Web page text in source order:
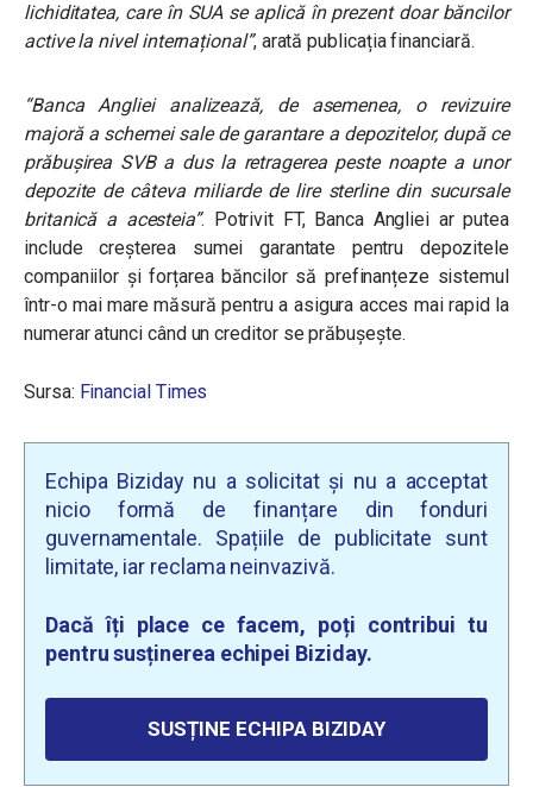
lichiditatea, care în SUA se aplică în prezent doar băncilor
active la nivel internațional”, arată publicația financiară.
“Banca Angliei analizează, de asemenea, o revizuire
majoră a schemei sale de garantare a depozitelor, după ce
prăbușirea SVB a dus la retragerea peste noapte a unor
depozite de câteva miliarde de lire sterline din sucursale
britanică a acesteia”. Potrivit FT, Banca Angliei ar putea
include creșterea sumei garantate pentru depozitele
companiilor și forțarea băncilor să prefinanțeze sistemul
într-o mai mare măsură pentru a asigura acces mai rapid la
numerar atunci când un creditor se prăbușește.
Sursa: Financial Times
Echipa Biziday nu a solicitat și nu a acceptat
nicio formă de finanțare din fonduri
guvernamentale. Spațiile de publicitate sunt
limitate, iar reclama neinvazivă.
Dacă îți place ce facem, poți contribui tu
pentru susținerea echipei Biziday.
SUSȚINE ECHIPA BIZIDAY